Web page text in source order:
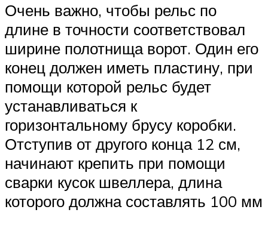
Очень важно, чтобы рельс по
длине в точности соответствовал
ширине полотнища ворот. Один его
конец должен иметь пластину, при
помощи которой рельс будет
устанавливаться к
горизонтальному брусу коробки.
Отступив от другого конца 12 см,
начинают крепить при помощи
сварки кусок швеллера, длина
которого должна составлять 100 мм